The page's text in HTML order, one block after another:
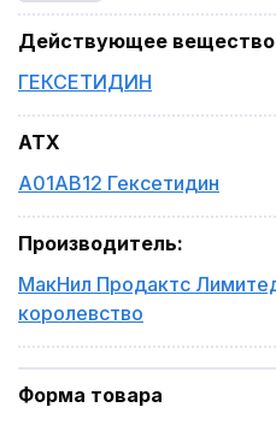
Действующее вещество
ГЕКСЕТИДИН
ATX
A01AB12 Гексетидин
Производитель:
МакНил Продактс
королевство
Форма товара